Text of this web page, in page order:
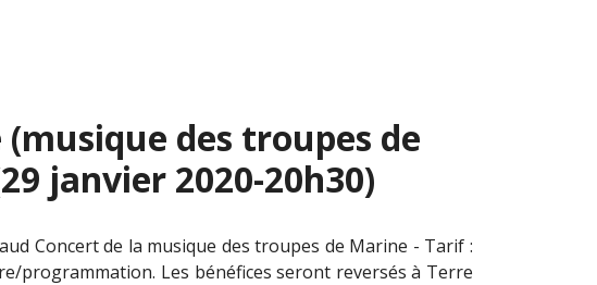
(musique des troupes de
janvier 2020-20h30)
Concert de la musique des troupes de Marine - Tarif :
programmation. Les bénéfices seront reversés à Terre